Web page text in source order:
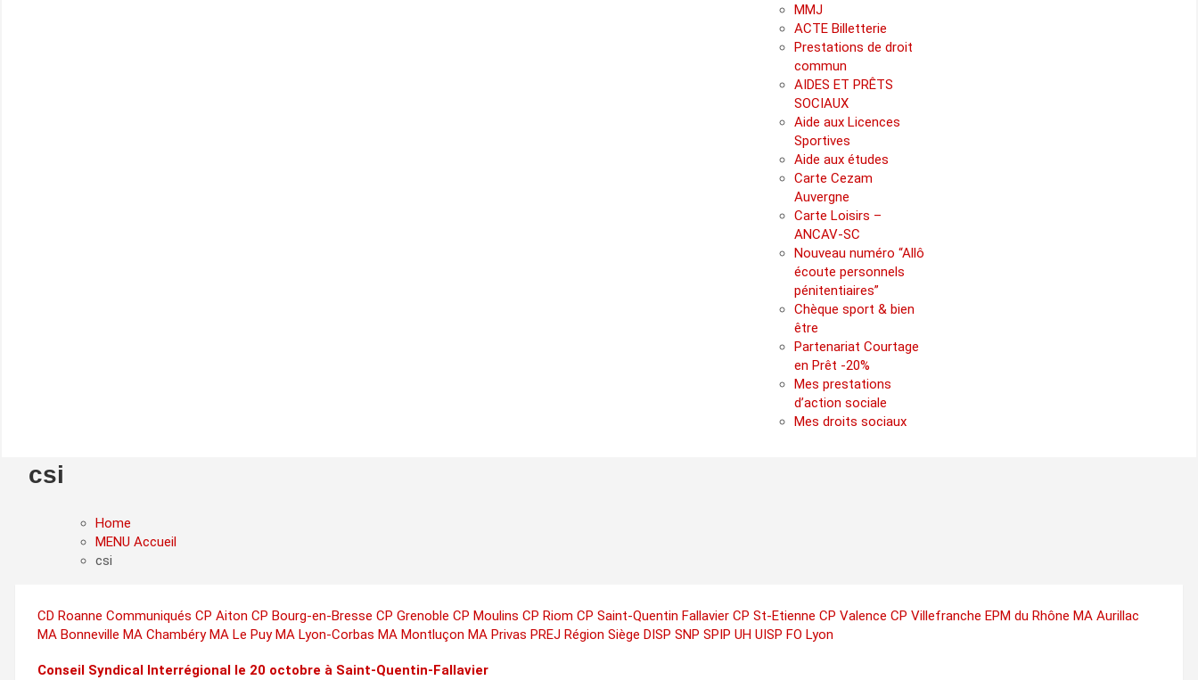
MMJ
ACTE Billetterie
Prestations de droit
commun
AIDES ET PRÊTS
SOCIAUX
Aide aux Licences
Sportives
Aide aux études
Carte Cezam
Auvergne
Carte Loisirs –
ANCAV-SC
Nouveau numéro “Allô
écoute personnels
pénitentiaires”
Chèque sport & bien
être
Partenariat Courtage
en Prêt -20%
Mes prestations
d’action sociale
Mes droits sociaux
csi
Home
MENU Accueil
csi
CD Roanne Communiqués CP Aiton CP Bourg-en-Bresse CP Grenoble CP Moulins CP Riom CP Saint-Quentin Fallavier CP St-Etienne CP Valence CP Villefranche EPM du Rhône MA Aurillac
MA Bonneville MA ChambéryMA Le PuyMA Lyon-Corbas MA Montluçon MA Privas PREJ Région Siège DISP SNP SPIP UH UISP FO Lyon
Conseil Syndical Interrégional le 20 octobre à Saint-Quentin-Fallavier